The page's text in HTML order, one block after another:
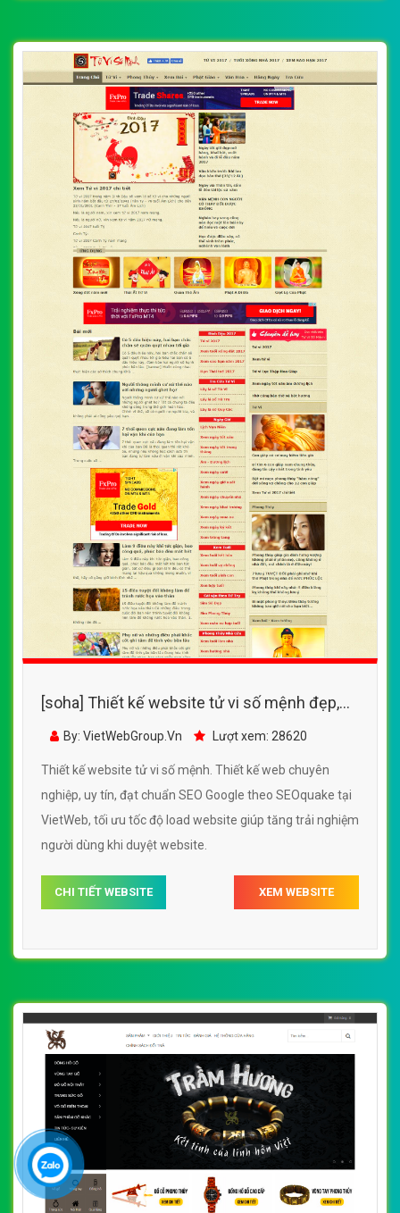
[soha] Thiết kế website tử vi số mệnh đẹp,
chuyên nghiệp chuẩn SEO
By: VietWebGroup.Vn Lượt xem: 28620
Thiết kế website tử vi số mệnh. Thiết kế web chuyên
nghiệp, uy tín, đạt chuẩn SEO Google theo SEOquake tại
VietWeb, tối ưu tốc độ load website giúp tăng trải nghiệm
người dùng khi duyệt website.
CHI TIẾT WEBSITE XEM WEBSITE